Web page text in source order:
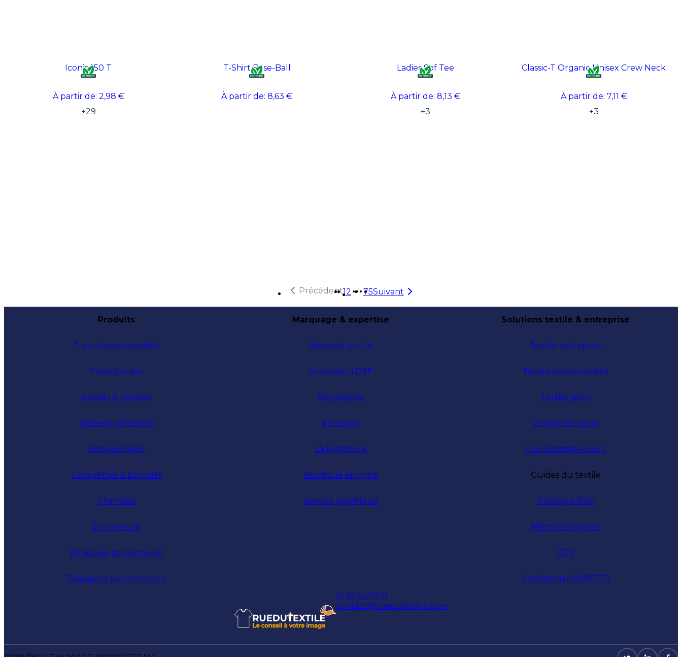
Iconic 150 T
À partir de: 2,98 €
+29
T-Shirt Base-Ball
À partir de: 8,63 €
Ladies Sof Tee
À partir de: 8,13 €
+3
Classic-T Organic Unisex Crew Neck
À partir de: 7,11 €
+3
Précédent12 Plus de pages
75Suivant
Produits
T-shirts personnalisés
Polos brodés
Sweats & hoodies
Vestes & softshells
Bodywarmers
Casquettes & bonnets
Chemises
Sur-mesure
Parapluie personnalisé
Bagagerie personnalisée
Marquage & expertise
Broderie textile
Impression DTF
Sérigraphie
Écussons
La logistique
Boutique en ligne
Service graphique
Solutions textile & entreprise
Textile entreprise
Textile événementiel
Textile sport
Contactez-nous
Qui sommes-nous ?
Guides du textile
Politique-RSE
Mentions légales
CGV
Confidentialité/RGPD
01.47.24.77.21
contact@ruedutextile.com